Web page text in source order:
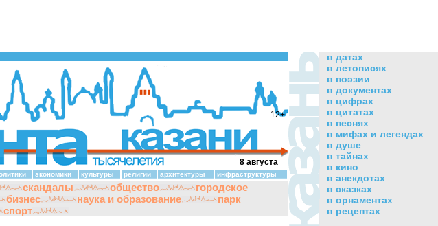
12+
8 августа
экономики культуры религии архитектуры инфраструктуры
скандалы общество
городское
бизнес наука и образование
парк
спорт
в датах
в летописях
в поэзии
в документах
в цифрах
в цитатах
в песнях
в мифах и легендах
в душе
в тайнах
в кино
в анекдотах
в сказках
в орнаментах
в рецептах